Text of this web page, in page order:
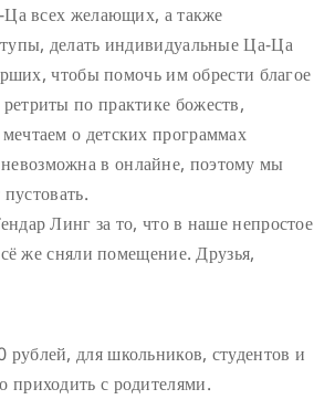
Ца всех желающих, а также
делать индивидуальные Ца-Ца
чтобы помочь им обрести благое
по практике божеств,
о детских программах
в онлайне, поэтому мы
Линг за то, что в наше непростое
же сняли помещение. Друзья,
для школьников, студентов и
с родителями.